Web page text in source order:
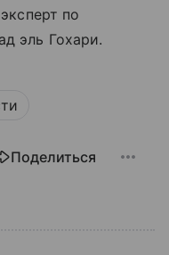
по
эль Гохари.
Поделиться